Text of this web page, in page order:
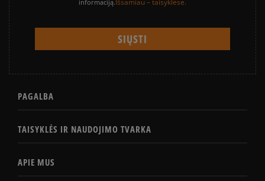
informaciją.
PAGALBA
TAISYKLĖS IR NAUDOJIMO TVARKA
APIE MUS